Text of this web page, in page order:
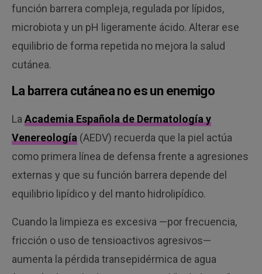
función barrera compleja, regulada por lípidos,
microbiota y un pH ligeramente ácido. Alterar ese
equilibrio de forma repetida no mejora la salud
cutánea.
La barrera cutánea no es un enemigo
LaAcademia Española de Dermatología y
Venereología (AEDV) recuerda que la piel actúa
como primera línea de defensa frente a agresiones
externas y que su función barrera depende del
equilibrio lipídico y del manto hidrolipídico.
Cuando la limpieza es excesiva —por frecuencia,
fricción o uso de tensioactivos agresivos—
aumenta la pérdida transepidérmica de agua